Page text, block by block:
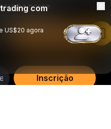
na nossa
risco de perder todo o
podem não ser
Inscrição
com
US$20 agora
Leia no app da Bybit